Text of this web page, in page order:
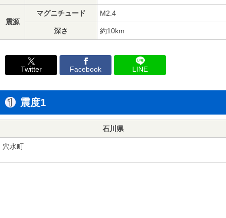
震源
マグニチュード M2.4
深さ 約10km
Twitter Facebook LINE
震度1
石川県
穴水町